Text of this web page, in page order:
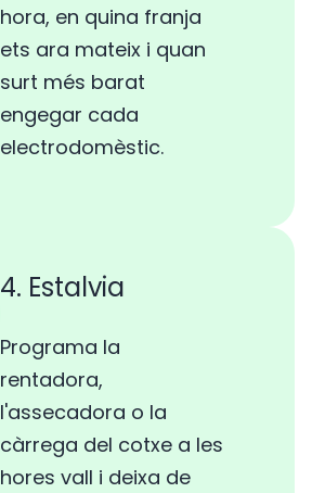
hora, en quina franja
ets ara mateix i quan
surt més barat
engegar cada
electrodomèstic.
4. Estalvia
Programa la
rentadora,
l'assecadora o la
càrrega del cotxe a les
hores vall i deixa de